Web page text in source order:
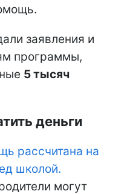
заявления и
программы,
5 тысяч
деньги
рассчитана на
школой.
могут